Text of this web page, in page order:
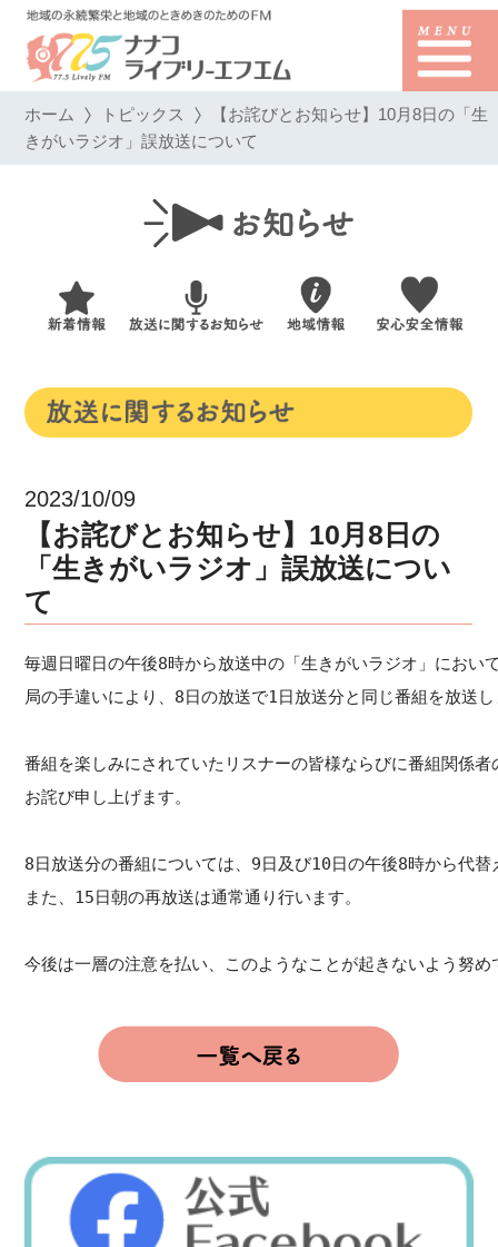
ホーム トピックス 【お詫びとお知らせ】10月8日の「生
きがいラジオ」誤放送について
2023/10/09
【お詫びとお知らせ】10月8日の
「生きがいラジオ」誤放送につい
て
毎週日曜日の午後8時から放送中の「生きがいラジオ」におい
局の手違いにより、8日の放送で1日放送分と同じ番組を放送
番組を楽しみにされていたリスナーの皆様ならびに番組関係者
お詫び申し上げます。
8日放送分の番組については、9日及び10日の午後8時から代替
また、15日朝の再放送は通常通り行います。
今後は一層の注意を払い、このようなことが起きないよう努め